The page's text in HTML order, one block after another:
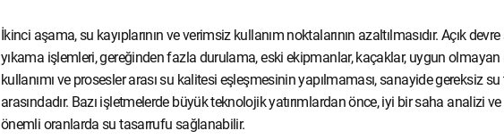
İkinci aşama, su kayıplarının ve verimsiz kullanım noktalarının azaltılmasıdır. Açık
yıkama işlemleri, gereğinden fazla durulama, eski ekipmanlar, kaçaklar, uygun
kullanımı ve prosesler arası su kalitesi eşleşmesinin yapılmaması, sanayide gereksiz
arasındadır. Bazı işletmelerde büyük teknolojik yatırımlardan önce, iyi bir saha analizi
önemli oranlarda su tasarrufu sağlanabilir.